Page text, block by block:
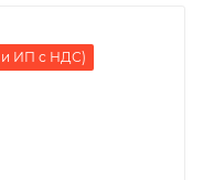
и ИП с НДС)